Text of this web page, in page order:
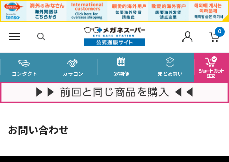
0
コンタクト カラコン 定期便 まとめ買い
お問い合わせ